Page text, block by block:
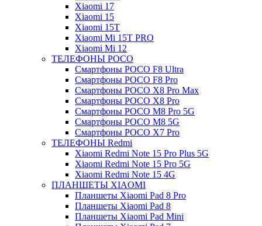
Xiaomi 17
Xiaomi 15
Xiaomi 15T
Xiaomi Mi 15T PRO
Xiaomi Mi 12
ТЕЛЕФОНЫ POCO
Смартфоны POCO F8 Ultra
Смартфоны POCO F8 Pro
Смартфоны POCO X8 Pro Max
Смартфоны POCO X8 Pro
Смартфоны POCO M8 Pro 5G
Смартфоны POCO M8 5G
Смартфоны POCO X7 Pro
ТЕЛЕФОНЫ Redmi
Xiaomi Redmi Note 15 Pro Plus 5G
Xiaomi Redmi Note 15 Pro 5G
Xiaomi Redmi Note 15 4G
ПЛАНШЕТЫ XIAOMI
Планшеты Xiaomi Pad 8 Pro
Планшеты Xiaomi Pad 8
Планшеты Xiaomi Pad Mini